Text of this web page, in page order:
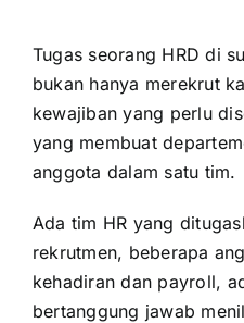
Tugas seorang HRD di
bukan hanya merekrut
kewajiban yang perlu
yang membuat
anggota dalam satu tim.
Ada tim HR yang
rekrutmen, beberapa
kehadiran dan payroll,
bertanggung jawab